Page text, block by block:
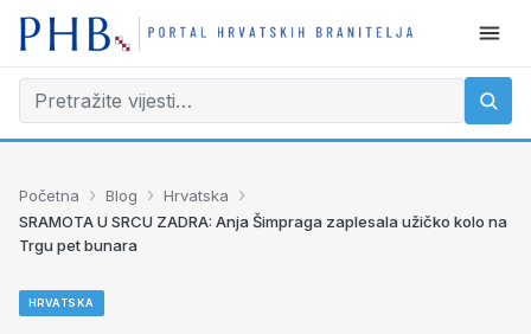
Početna › Blog › Hrvatska ›
SRAMOTA U SRCU ZADRA: Anja Šimpraga zaplesala užičko kolo na
Trgu pet bunara
HRVATSKA